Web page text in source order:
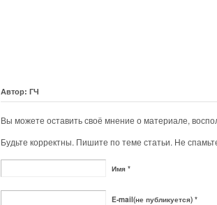
Автор: ГЧ
Вы можете оставить своё мнение о материале,
Будьте корректны. Пишите по теме статьи. Не
Имя *
E-mail(не публикуется) *